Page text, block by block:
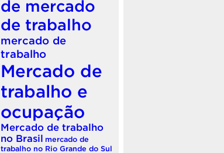
de mercado
de trabalho
mercado de
trabalho
Mercado de
trabalho e
ocupação
Mercado de trabalho
no Brasil mercado de
trabalho no Rio Grande do Sul